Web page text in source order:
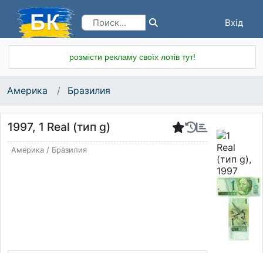
Вхід
розмісти рекламу своїх лотів тут!
Америка Бразилия
1997, 1 Real (тип g)
Америка/ Бразилия